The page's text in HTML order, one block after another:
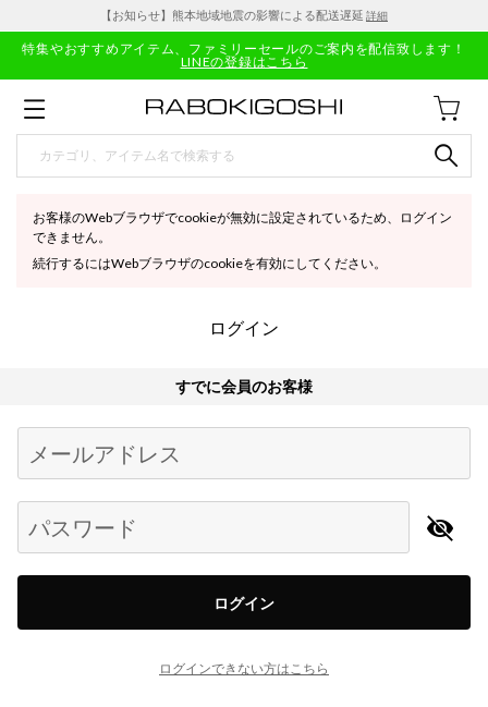
【お知らせ】熊本地域地震の影響による配送遅延 詳細
特集やおすすめアイテム、ファミリーセールのご案内を配信致します！
LINEの登録はこちら
お客様のWebブラウザでcookieが無効に設定されているため、ログイン
できません。
続行するにはWebブラウザのcookieを有効にしてください。
ログイン
すでに会員のお客様
Begin typing for results.
メールアドレス
パスワード
ログイン
ログインできない方はこちら